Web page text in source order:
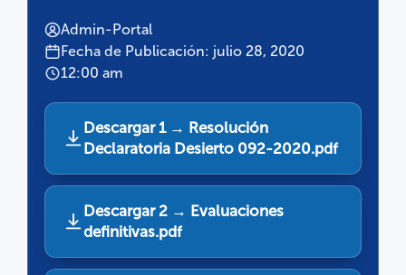
Admin-Portal
Fecha de Publicación: julio 28, 2020
12:00 am
Descargar 1 → Resolución
Declaratoria Desierto 092-2020.pdf
Descargar 2 → Evaluaciones
definitivas.pdf